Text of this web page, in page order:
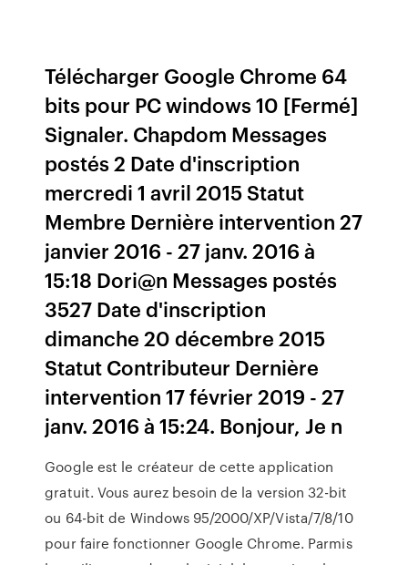
Télécharger Google Chrome 64
bits pour PC windows 10 [Fermé]
Signaler. Chapdom Messages
postés 2 Date d'inscription
mercredi 1 avril 2015 Statut
Membre Dernière intervention 27
janvier 2016 - 27 janv. 2016 à
15:18 Dori@n Messages postés
3527 Date d'inscription
dimanche 20 décembre 2015
Statut Contributeur Dernière
intervention 17 février 2019 - 27
janv. 2016 à 15:24. Bonjour, Je n
Google est le créateur de cette application
gratuit. Vous aurez besoin de la version 32-bit
ou 64-bit de Windows 95/2000/XP/Vista/7/8/10
pour faire fonctionner Google Chrome. Parmis